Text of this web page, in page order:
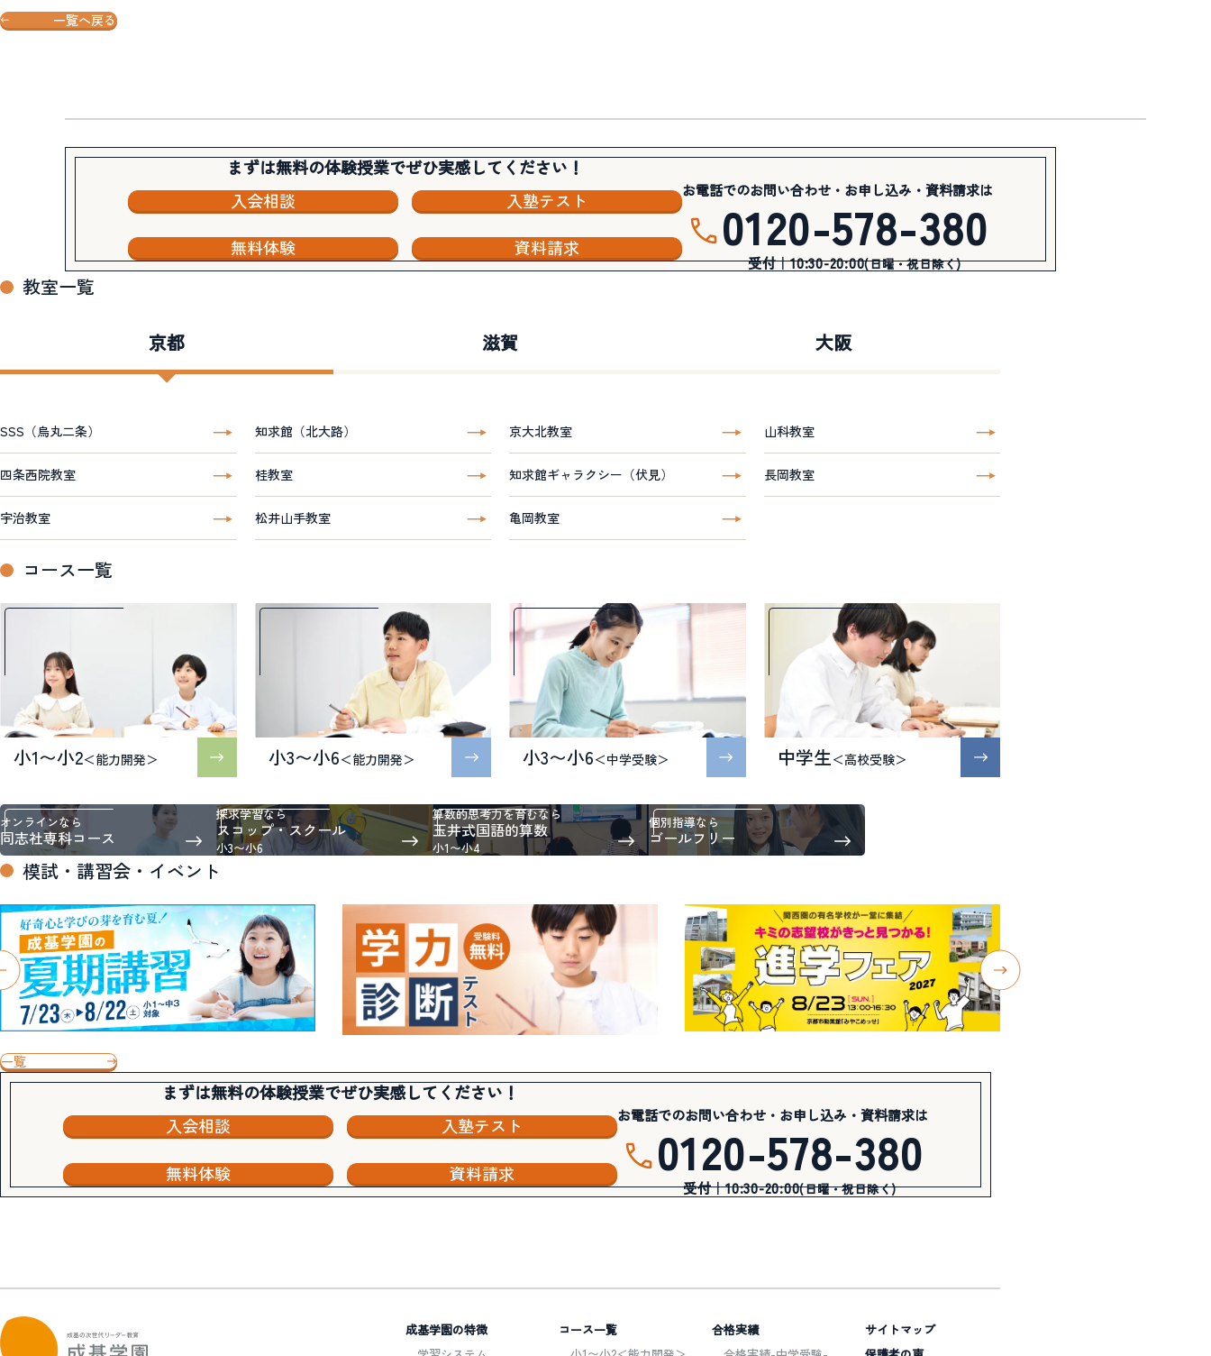
一覧へ戻る
まずは無料の体験授業でぜひ実感してください！
入会相談
入塾テスト
無料体験 資料請求
お電話でのお問い合わせ・お申し込み・資料請求は
0120-578-380
受付｜10:30-20:00(日曜・祝日除く)
教室一覧
京都 滋賀 大阪
SSS（烏丸二条） 知求館（北大路） 京大北教室 山科教室
四条西院教室 桂教室 知求館ギャラクシー（伏見） 長岡教室
宇治教室 松井山手教室 亀岡教室
コース一覧
小1〜小2＜能力開発＞ 小3〜小6＜能力開発＞ 小3〜小6＜中学受験＞ 中学生＜高校受験＞
オンラインなら
同志社専科コース
探求学習なら
スコップ・スクール
小3〜小6
算数的思考力を育むなら
玉井式国語的算数
小1〜小4
個別指導なら
ゴールフリー
模試・講習会・イベント
一覧
まずは無料の体験授業でぜひ実感してください！
入会相談
入塾テスト
無料体験 資料請求
お電話でのお問い合わせ・お申し込み・資料請求は
0120-578-380
受付｜10:30-20:00(日曜・祝日除く)
成基学園の特徴
コース一覧
合格実績
サイトマップ